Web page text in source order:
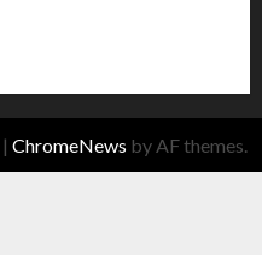
| ChromeNews by AF themes.